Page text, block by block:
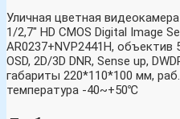
Уличная цветная
1/2,7″ HD CMOS Digital Image
AR0237+NVP2441H,
OSD, 2D/3D DNR, Sense up,
габариты 220*110*100 мм,
температура -40~+50℃